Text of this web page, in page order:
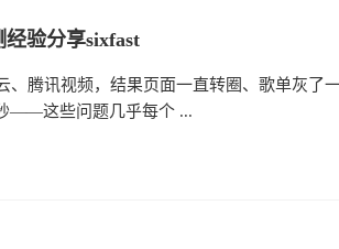
验分享sixfast
、腾讯视频，结果页面一直转圈、歌单灰了
——这些问题几乎每个 ...